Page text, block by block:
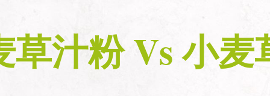
草汁粉 Vs 小麦